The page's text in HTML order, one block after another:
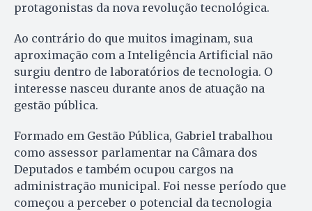
protagonistas da nova revolução tecnológica.
Ao contrário do que muitos imaginam, sua
aproximação com a Inteligência Artificial não
surgiu dentro de laboratórios de tecnologia. O
interesse nasceu durante anos de atuação na
gestão pública.
Formado em Gestão Pública, Gabriel trabalhou
como assessor parlamentar na Câmara dos
Deputados e também ocupou cargos na
administração municipal. Foi nesse período que
começou a perceber o potencial da tecnologia